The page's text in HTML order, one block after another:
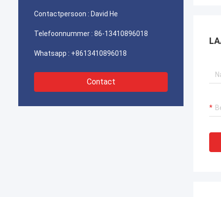
Hoop zullen wij op
telecommunicatiegebied sterker en
Contactpersoon : David He
Telefoonnummer : 86-13410896018
Whatsapp : +8613410896018
Contact